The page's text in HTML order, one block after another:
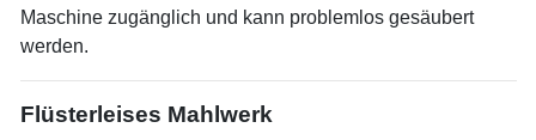
Maschine zugänglich und kann problemlos gesäubert
werden.
Flüsterleises Mahlwerk